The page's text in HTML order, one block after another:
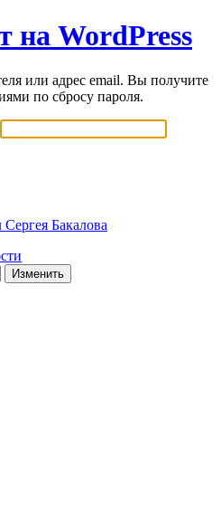
на WordPress
или адрес email. Вы получите
по сбросу пароля.
Бакалова